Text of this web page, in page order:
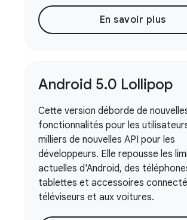
En savoir plus
Android 5.0 Lollipop
Cette version déborde de
fonctionnalités pour les
milliers de nouvelles API pour les
développeurs. Elle repousse les
actuelles d'Android, des
tablettes et accessoires
téléviseurs et aux voitures.